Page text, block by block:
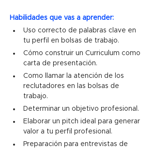
Habilidades que vas a aprender:
Uso correcto de palabras clave en
tu perfil en bolsas de trabajo.
Cómo construir un Curriculum como
carta de presentación.
Como llamar la atención de los
reclutadores en las bolsas de
trabajo.
Determinar un objetivo profesional.
Elaborar un pitch ideal para generar
valor a tu perfil profesional.
Preparación para entrevistas de